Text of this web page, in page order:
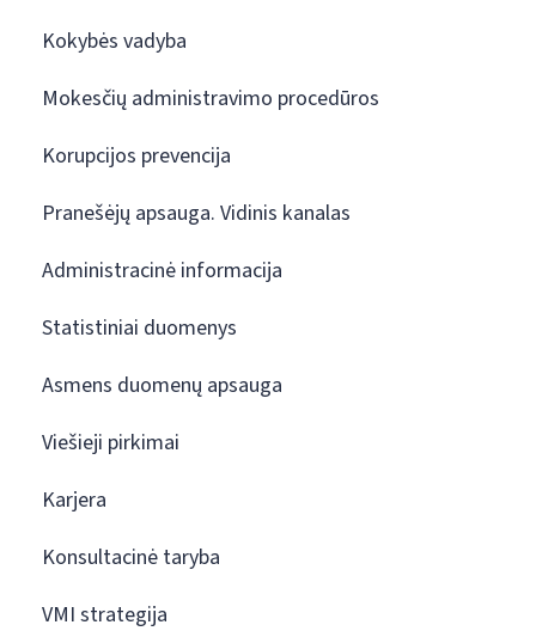
Kokybės vadyba
Mokesčių administravimo procedūros
Korupcijos prevencija
Pranešėjų apsauga. Vidinis kanalas
Administracinė informacija
Statistiniai duomenys
Asmens duomenų apsauga
Viešieji pirkimai
Karjera
Konsultacinė taryba
VMI strategija